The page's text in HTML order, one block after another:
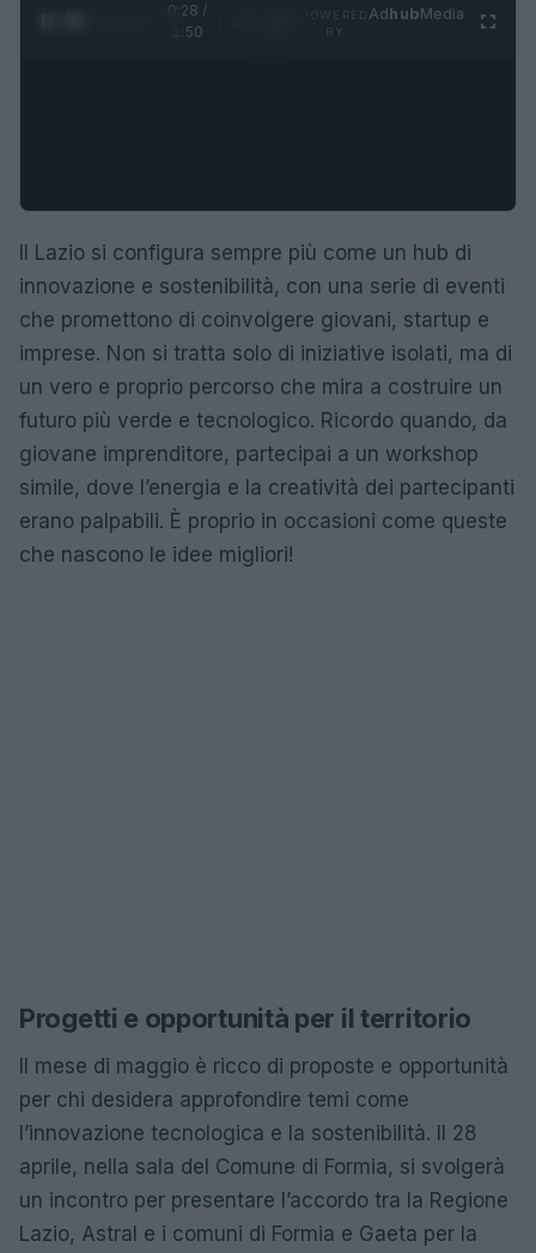
0:29 /
1:50
AdhubMedia
Il Lazio si configura sempre più come un hub di
innovazione e sostenibilità, con una serie di eventi
che promettono di coinvolgere giovani, startup e
imprese. Non si tratta solo di iniziative isolati, ma di
un vero e proprio percorso che mira a costruire un
futuro più verde e tecnologico. Ricordo quando, da
giovane imprenditore, partecipai a un workshop
simile, dove l’energia e la creatività dei partecipanti
erano palpabili. È proprio in occasioni come queste
che nascono le idee migliori!
Progetti e opportunità per il territorio
Il mese di maggio è ricco di proposte e opportunità
per chi desidera approfondire temi come
l’innovazione tecnologica e la sostenibilità. Il 28
aprile, nella sala del Comune di Formia, si svolgerà
un incontro per presentare l’accordo tra la Regione
Lazio, Astral e i comuni di Formia e Gaeta per la